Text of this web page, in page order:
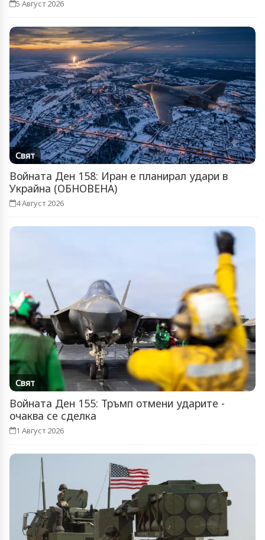
5 Август 2026
Свят
Войната Ден 158: Иран е планирал удари в
Украйна (ОБНОВЕНА)
4 Август 2026
Свят
Войната Ден 155: Тръмп отмени ударите -
очаква се сделка
1 Август 2026